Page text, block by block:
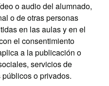
o audio del alumnado,
o de otras personas
en las aulas y en el
el consentimiento
a la publicación o
servicios de
o privados.